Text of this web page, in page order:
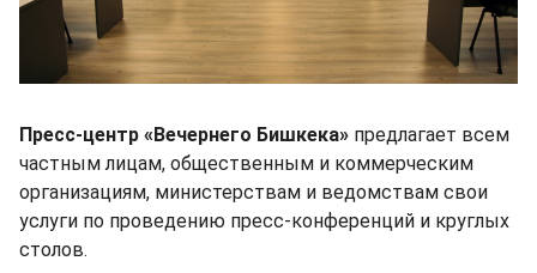
Пресс-центр «Вечернего Бишкека» предлагает всем
частным лицам, общественным и коммерческим
организациям, министерствам и ведомствам свои
услуги по проведению пресс-конференций и круглых
столов.